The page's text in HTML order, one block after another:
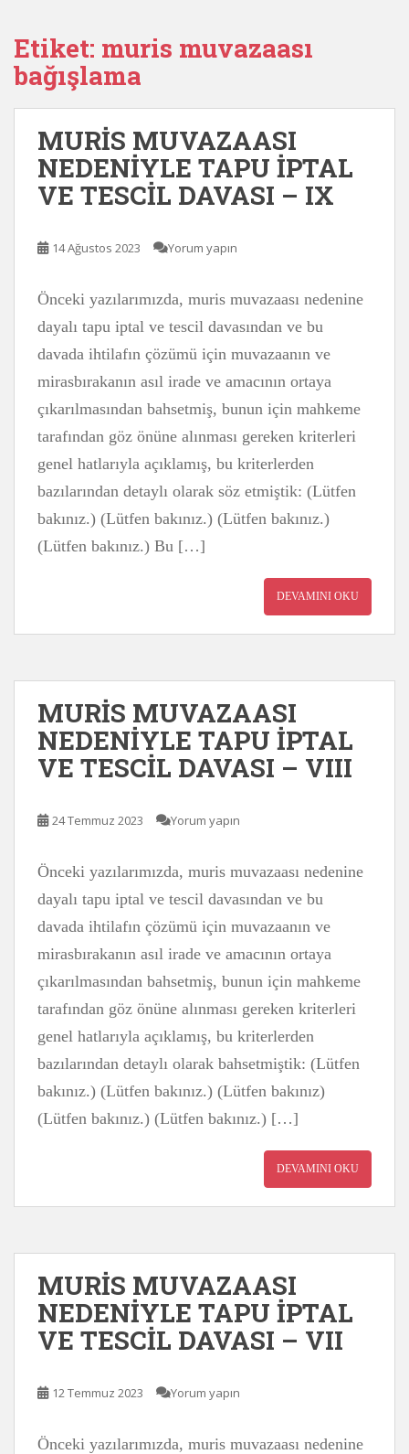
Etiket: muris muvazaası
bağışlama
MURİS MUVAZAASI
NEDENİYLE TAPU İPTAL
VE TESCİL DAVASI – IX
14 Ağustos 2023 Yorum yapın
Önceki yazılarımızda, muris muvazaası nedenine
dayalı tapu iptal ve tescil davasından ve bu
davada ihtilafın çözümü için muvazaanın ve
mirasbırakanın asıl irade ve amacının ortaya
çıkarılmasından bahsetmiş, bunun için mahkeme
tarafından göz önüne alınması gereken kriterleri
genel hatlarıyla açıklamış, bu kriterlerden
bazılarından detaylı olarak söz etmiştik: (Lütfen
bakınız.) (Lütfen bakınız.) (Lütfen bakınız.)
(Lütfen bakınız.) Bu […]
DEVAMINI OKU
MURİS MUVAZAASI
NEDENİYLE TAPU İPTAL
VE TESCİL DAVASI – VIII
24 Temmuz 2023 Yorum yapın
Önceki yazılarımızda, muris muvazaası nedenine
dayalı tapu iptal ve tescil davasından ve bu
davada ihtilafın çözümü için muvazaanın ve
mirasbırakanın asıl irade ve amacının ortaya
çıkarılmasından bahsetmiş, bunun için mahkeme
tarafından göz önüne alınması gereken kriterleri
genel hatlarıyla açıklamış, bu kriterlerden
bazılarından detaylı olarak bahsetmiştik: (Lütfen
bakınız.) (Lütfen bakınız.) (Lütfen bakınız)
(Lütfen bakınız.) (Lütfen bakınız.) […]
DEVAMINI OKU
MURİS MUVAZAASI
NEDENİYLE TAPU İPTAL
VE TESCİL DAVASI – VII
12 Temmuz 2023 Yorum yapın
Önceki yazılarımızda, muris muvazaası nedenine